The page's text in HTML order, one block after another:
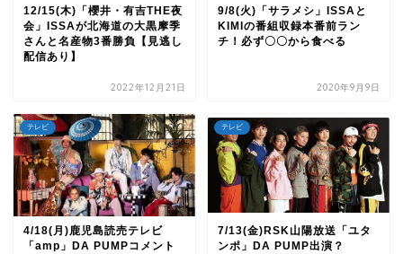
12/15(木)「櫻井・有吉THE夜
会」ISSAが北海道の大黒摩季
さんと名産物3番勝負【見逃し
配信あり】
2022年12月21日
9/8(火)「サラメシ」ISSAと
KIMIの番組収録本番前ラン
チ！必ず〇〇から食べる
2020年9月9日
テレビ
4/18(月)鹿児島読売テレビ
「amp」DA PUMPコメント
テレビ
7/13(金)RSK山陽放送「ユタ
ンポ」DA PUMP出演？